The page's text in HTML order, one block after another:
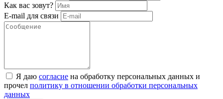
Как вас зовут?
E-mail для связи
Я даю согласие на обработку персональных данных и
прочел политику в отношении обработки персональных
данных